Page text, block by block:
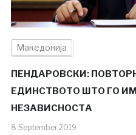
Македонија
ПЕНДАРОВСКИ:
ЕДИНСТВОТО ШТО ГО
НЕЗАВИСНОСТА
8.September.2019